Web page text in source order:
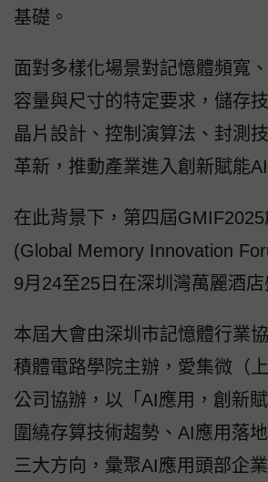
基礎。
面對多樣化場景對記憶體頻寬
容量與尺寸的特定要求，儲存
晶片設計、控制演算法、封測
革新，推動產業進入創新賦能
在此背景下，第四屆
(Global Memory Innovation
9月24至25日在深圳灣萬麗酒店
本屆大會由深圳市記憶體行業
積體電路學院主辦，愛集微（
公司協辦，以「AI應用，創新
圍繞存算技術趨勢、AI應用落
三大方向，彙聚AI應用頭部企